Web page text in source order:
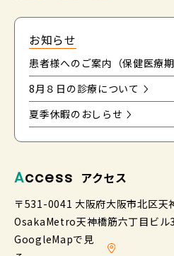
Access アクセス
〒531-0041 大阪府大阪市北区天
OsakaMetro天神橋筋六丁目ビル
GoogleMapで見
お知らせ
患者様へのご案内（保健医療
8月８日の診療について
夏季休暇のおしらせ